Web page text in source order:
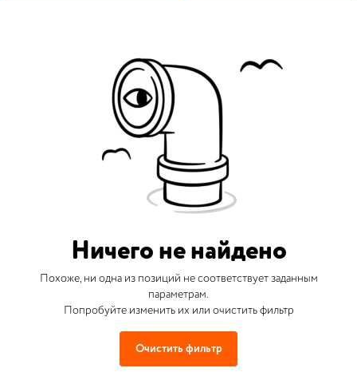
Ничего не найдено
Похоже, ни одна из позиций не соответствует заданным
параметрам.
Попробуйте изменить их или очистить фильтр
Очистить фильтр